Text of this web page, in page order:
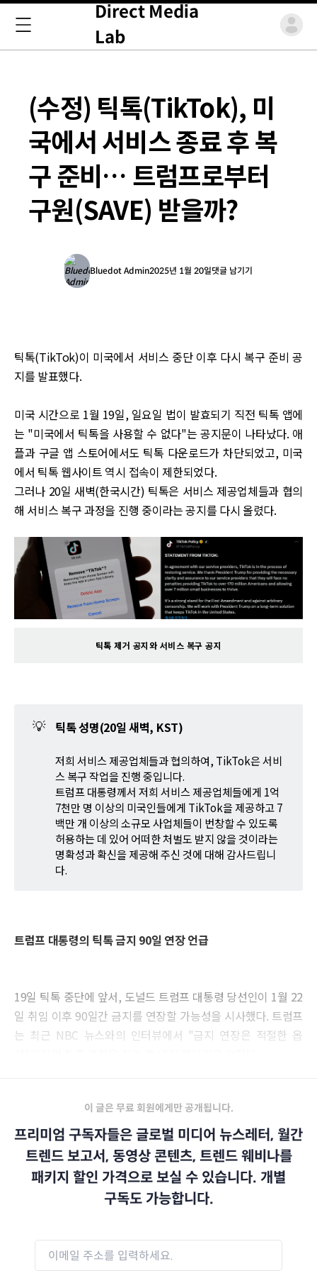
Direct Media
Lab
(수정) 틱톡(TikTok), 미
국에서 서비스 종료 후 복
구 준비… 트럼프로부터
구원(SAVE) 받을까?
Bluedot Admin2025년 1월 20일댓글 남기기
틱톡(TikTok)이 미국에서 서비스 중단 이후 다시 복구 준비 공
지를 발표했다.
미국 시간으로 1월 19일, 일요일 법이 발효되기 직전 틱톡 앱에
는 "미국에서 틱톡을 사용할 수 없다"는 공지문이 나타났다. 애
플과 구글 앱 스토어에서도 틱톡 다운로드가 차단되었고, 미국
에서 틱톡 웹사이트 역시 접속이 제한되었다.
그러나 20일 새벽(한국시간) 틱톡은 서비스 제공업체들과 협의
해 서비스 복구 과정을 진행 중이라는 공지를 다시 올렸다.
틱톡 제거 공지와 서비스 복구 공지
💡 틱톡 성명(20일 새벽, KST)
저희 서비스 제공업체들과 협의하여, TikTok은 서비
스 복구 작업을 진행 중입니다.
트럼프 대통령께서 저희 서비스 제공업체들에게 1억
7천만 명 이상의 미국인들에게 TikTok을 제공하고 7
백만 개 이상의 소규모 사업체들이 번창할 수 있도록
허용하는 데 있어 어떠한 처벌도 받지 않을 것이라는
명확성과 확신을 제공해 주신 것에 대해 감사드립니
다.
트럼프 대통령의 틱톡 금지 90일 연장 언급
19일 틱톡 중단에 앞서, 도널드 트럼프 대통령 당선인이 1월 22
일 취임 이후 90일간 금지를 연장할 가능성을 시사했다. 트럼프
는 최근 NBC 뉴스와의 인터뷰에서 "금지 연장은 적절한 옵
이 글은 무료 회원에게만 공개됩니다.
프리미엄 구독자들은 글로벌 미디어 뉴스레터, 월간
트렌드 보고서, 동영상 콘텐츠, 트렌드 웨비나를
패키지 할인 가격으로 보실 수 있습니다. 개별
구독도 가능합니다.